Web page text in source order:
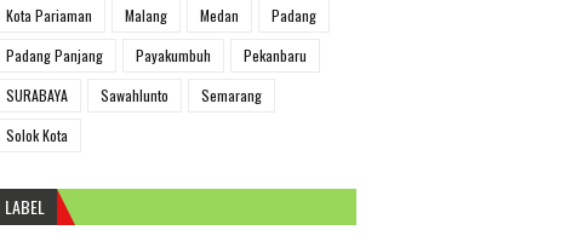
Kota Pariaman
Malang Medan
Padang
Padang Panjang
Payakumbuh
Pekanbaru
SURABAYA
Sawahlunto
Semarang
Solok Kota
LABEL